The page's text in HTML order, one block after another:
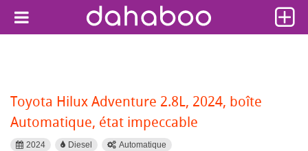
Toyota Hilux Adventure 2.8L, 2024, boîte
Automatique, état impeccable
2024 Diesel Automatique